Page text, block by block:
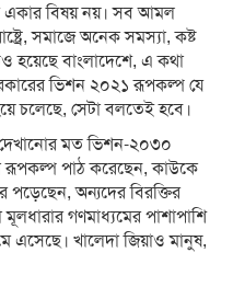
একার বিষয় নয়। সব আমল
সমাজে অনেক সমস্যা, কষ্ট
হয়েছে বাংলাদেশে, এ কথা
ভিশন ২০২১ রূপকল্প যে
চলেছে, সেটা বলতেই হবে।
মত ভিশন-২০৩০
রূপকল্প পাঠ করেছেন, কাউকে
পড়েছেন, অন্যদের বিরক্তির
গণমাধ্যমের পাশাপাশি
এসেছে। খালেদা জিয়াও মানুষ,